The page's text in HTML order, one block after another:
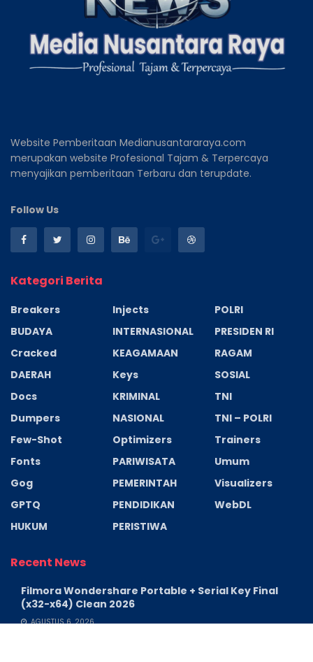
Website Pemberitaan Medianusantararaya.com
merupakan website Profesional Tajam & Terpercaya
menyajikan pemberitaan Terbaru dan terupdate.
Follow Us
Kategori Berita
Breakers
BUDAYA
Cracked
DAERAH
Docs
Dumpers
Few-Shot
Fonts
Gog
GPTQ
HUKUM
Injects
INTERNASIONAL
KEAGAMAAN
Keys
KRIMINAL
NASIONAL
Optimizers
PARIWISATA
PEMERINTAH
PENDIDIKAN
PERISTIWA
POLRI
PRESIDEN RI
RAGAM
SOSIAL
TNI
TNI – POLRI
Trainers
Umum
Visualizers
WebDL
Recent News
Filmora Wondershare Portable + Serial Key Final
(x32-x64) Clean 2026
AGUSTUS 6, 2026